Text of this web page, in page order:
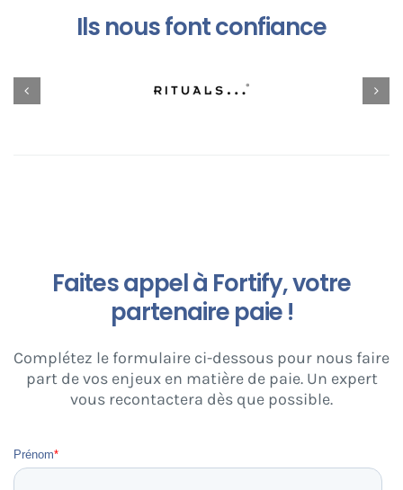
Ils nous font confiance
Faites appel à Fortify, votre
partenaire paie !
Complétez le formulaire ci-dessous pour nous faire
part de vos enjeux en matière de paie. Un expert
vous recontactera dès que possible.